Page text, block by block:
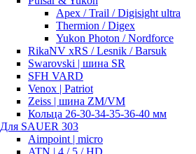
Apex / Trail / Digisight ultra
Thermion / Digex
Yukon Photon / Nordforce
RikaNV xRS / Lesnik / Barsuk
Swarovski | шина SR
SFH VARD
Venox | Patriot
Zeiss | шина ZM/VM
Кольца 26-30-34-35-36-40 мм
Для SAUER 303
Aimpoint | micro
ATN | 4 / 5 / HD